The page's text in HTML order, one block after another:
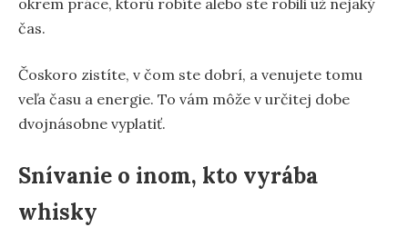
čas.
Čoskoro zistíte, v čom ste dobrí, a venujete tomu
veľa času a energie. To vám môže v určitej dobe
dvojnásobne vyplatiť.
Snívanie o inom, kto vyrába
whisky